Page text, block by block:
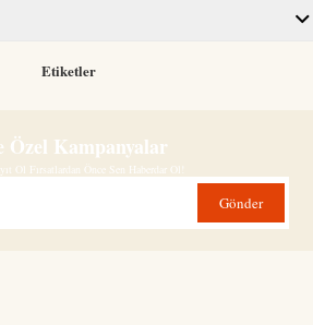
Etiketler
Özel Kampanyalar
Ol Fırsatlardan Önce Sen Haberdar Ol!
Gönder